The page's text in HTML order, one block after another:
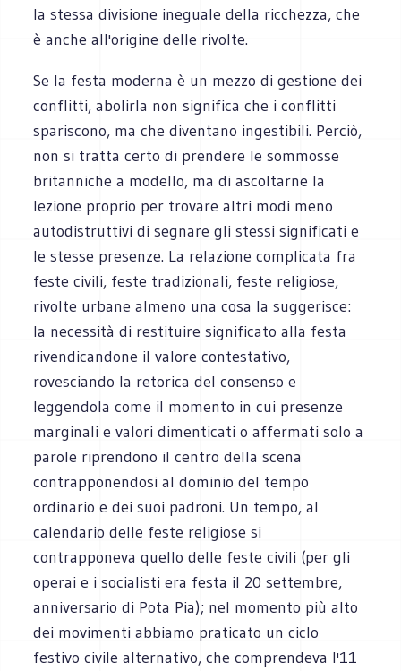
la stessa divisione ineguale della ricchezza, che
è anche all'origine delle rivolte.
Se la festa moderna è un mezzo di gestione dei
conflitti, abolirla non significa che i conflitti
spariscono, ma che diventano ingestibili. Perciò,
non si tratta certo di prendere le sommosse
britanniche a modello, ma di ascoltarne la
lezione proprio per trovare altri modi meno
autodistruttivi di segnare gli stessi significati e
le stesse presenze. La relazione complicata fra
feste civili, feste tradizionali, feste religiose,
rivolte urbane almeno una cosa la suggerisce:
la necessità di restituire significato alla festa
rivendicandone il valore contestativo,
rovesciando la retorica del consenso e
leggendola come il momento in cui presenze
marginali e valori dimenticati o affermati solo a
parole riprendono il centro della scena
contrapponendosi al dominio del tempo
ordinario e dei suoi padroni. Un tempo, al
calendario delle feste religiose si
contrapponeva quello delle feste civili (per gli
operai e i socialisti era festa il 20 settembre,
anniversario di Pota Pia); nel momento più alto
dei movimenti abbiamo praticato un ciclo
festivo civile alternativo, che comprendeva l'11